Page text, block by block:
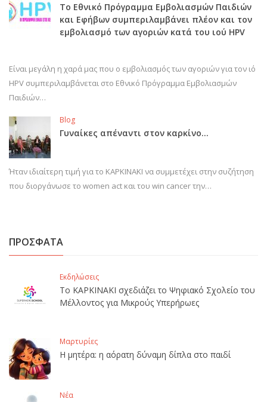
Το Εθνικό Πρόγραμμα Εμβολιασμών Παιδιών
και Εφήβων συμπεριλαμβάνει πλέον και τον
εμβολιασμό των αγοριών κατά του ιού HPV
Είναι μεγάλη η χαρά μας που ο εμβολιασμός των αγοριών για τον ιό
HPV συμπεριλαμβάνεται στο Εθνικό Πρόγραμμα Εμβολιασμών
Παιδιών…
Blog
Γυναίκες απέναντι στον καρκίνο…
Ήταν ιδιαίτερη τιμή για το ΚΑΡΚΙΝΑΚΙ να συμμετέχει στην συζήτηση
που διοργάνωσε το women act και του win cancer την…
ΠΡΟΣΦΑΤΑ
Εκδηλώσεις
Το ΚΑΡΚΙΝΑΚΙ σχεδιάζει το Ψηφιακό Σχολείο του
Μέλλοντος για Μικρούς Υπερήρωες
Μαρτυρίες
Η μητέρα: η αόρατη δύναμη δίπλα στο παιδί
Νέα